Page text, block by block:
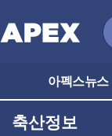
아펙스뉴스
축산정보